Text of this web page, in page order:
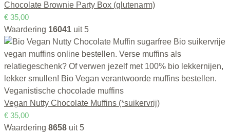
Chocolate Brownie Party Box (glutenarm)
€ 35,00
Waardering 16041 uit 5
Vegan Nutty Chocolate Muffins (*suikervrij)
€ 35,00
Waardering 8658 uit 5